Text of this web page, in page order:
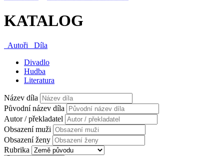
KATALOG
Autoři
Díla
Divadlo
Hudba
Literatura
Název díla
Původní název díla
Autor / překladatel
Obsazení muži
Obsazení ženy
Rubrika